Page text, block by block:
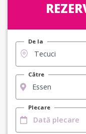
De la
Către
Plecare